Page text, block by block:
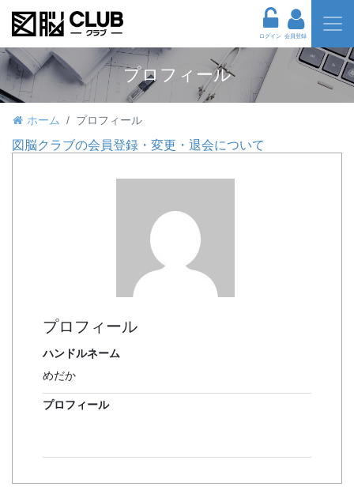
ログイン 会員登録
プロフィール
ホーム プロフィール
図脳クラブの会員登録・変更・退会について
プロフィール
ハンドルネーム
めだか
プロフィール